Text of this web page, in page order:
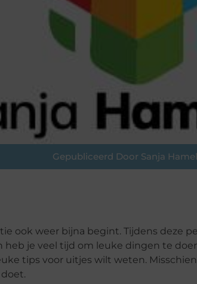
Gepubliceerd Door Sanja
ook weer bijna begint. Tijdens deze
heb je veel tijd om leuke dingen te
tips voor uitjes wilt weten.